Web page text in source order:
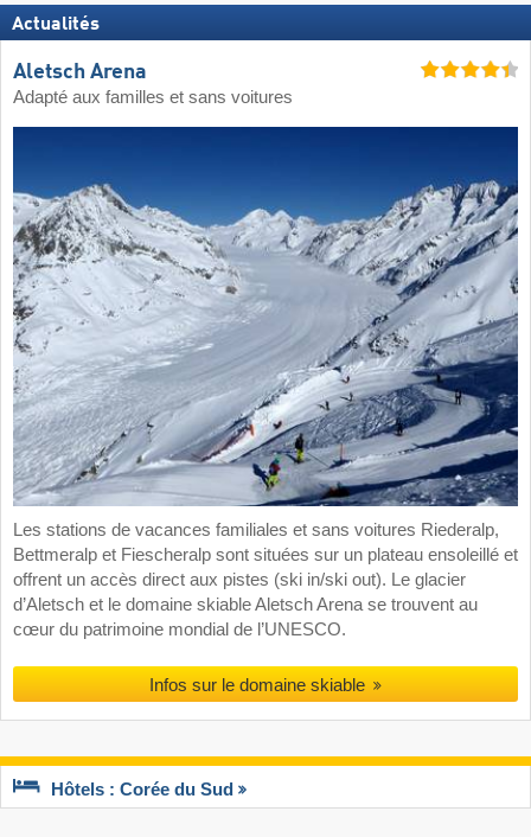
Actualités
Aletsch Arena
Adapté aux familles et sans voitures
Les stations de vacances familiales et sans voitures Riederalp,
Bettmeralp et Fiescheralp sont situées sur un plateau ensoleillé et
offrent un accès direct aux pistes (ski in/ski out). Le glacier
d’Aletsch et le domaine skiable Aletsch Arena se trouvent au
cœur du patrimoine mondial de l’UNESCO.
Infos sur le domaine skiable
Hôtels : Corée du Sud